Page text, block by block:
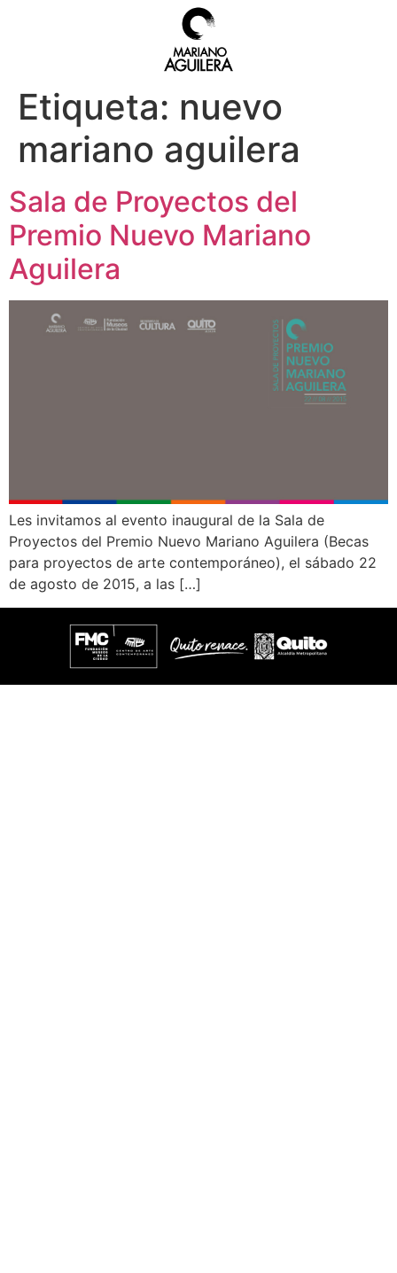
Etiqueta: nuevo
mariano aguilera
Sala de Proyectos del
Premio Nuevo Mariano
Aguilera
Les invitamos al evento inaugural de la Sala de
Proyectos del Premio Nuevo Mariano Aguilera (Becas
para proyectos de arte contemporáneo), el sábado 22
de agosto de 2015, a las […]